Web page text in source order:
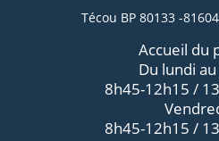
Técou BP 80133 -
Accueil du
Du lundi
8h45-12h15 /
8h45-12h15 /